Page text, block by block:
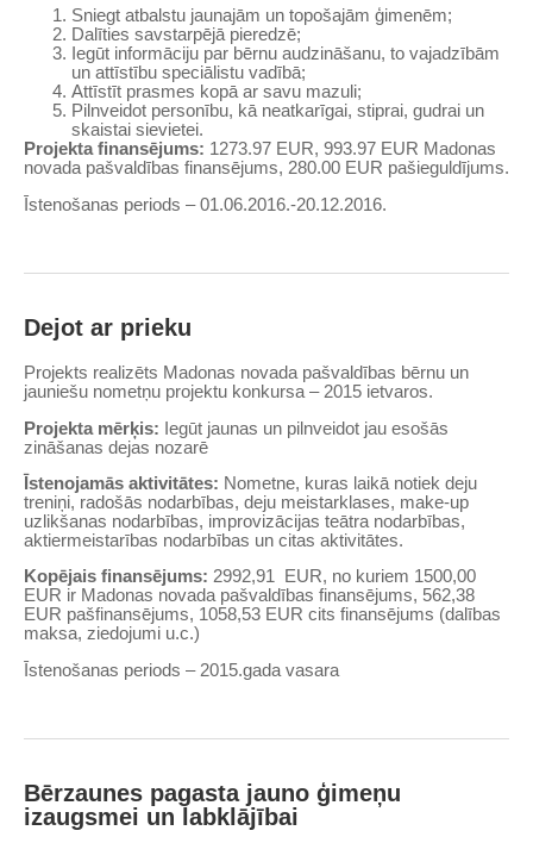
Sniegt atbalstu jaunajām un topošajām ģimenēm;
Dalīties savstarpējā pieredzē;
Iegūt informāciju par bērnu audzināšanu, to vajadzībām
un attīstību speciālistu vadībā;
Attīstīt prasmes kopā ar savu mazuli;
Pilnveidot personību, kā neatkarīgai, stiprai, gudrai un
skaistai sievietei.
Projekta finansējums: 1273.97 EUR, 993.97 EUR Madonas
novada pašvaldības finansējums, 280.00 EUR pašieguldījums.
Īstenošanas periods – 01.06.2016.-20.12.2016.
Dejot ar prieku
Projekts realizēts Madonas novada pašvaldības bērnu un
jauniešu nometņu projektu konkursa – 2015 ietvaros.
Projekta mērķis: Iegūt jaunas un pilnveidot jau esošās
zināšanas dejas nozarē
Īstenojamās aktivitātes: Nometne, kuras laikā notiek deju
treniņi, radošās nodarbības, deju meistarklases, make-up
uzlikšanas nodarbības, improvizācijas teātra nodarbības,
aktiermeistarības nodarbības un citas aktivitātes.
Kopējais finansējums: 2992,91 EUR, no kuriem 1500,00
EUR ir Madonas novada pašvaldības finansējums, 562,38
EUR pašfinansējums, 1058,53 EUR cits finansējums (dalības
maksa, ziedojumi u.c.)
Īstenošanas periods – 2015.gada vasara
Bērzaunes pagasta jauno ģimeņu
izaugsmei un labklājībai